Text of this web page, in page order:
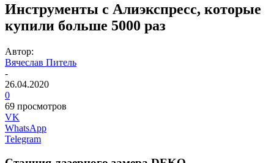
Инструменты с Алиэкспресс, которые
купили больше 5000 раз
Автор:
Вячеслав Питель
-
26.04.2020
0
69 просмотров
VK
WhatsApp
Telegram